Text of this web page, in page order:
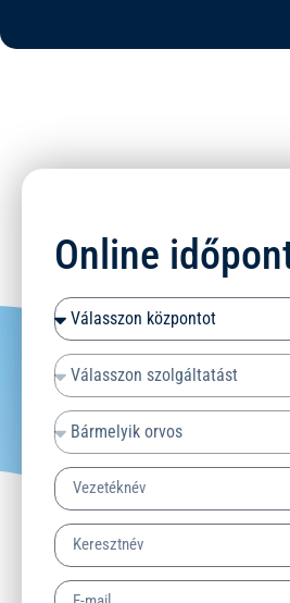
Online